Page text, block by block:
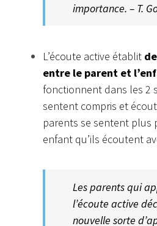
importance. – T.
L’écoute active établit
entre le parent et
fonctionnent dans les 2
sentent compris et
parents se sentent plus
enfant qu’ils écoutent
Les parents qui
l’écoute active
nouvelle sorte